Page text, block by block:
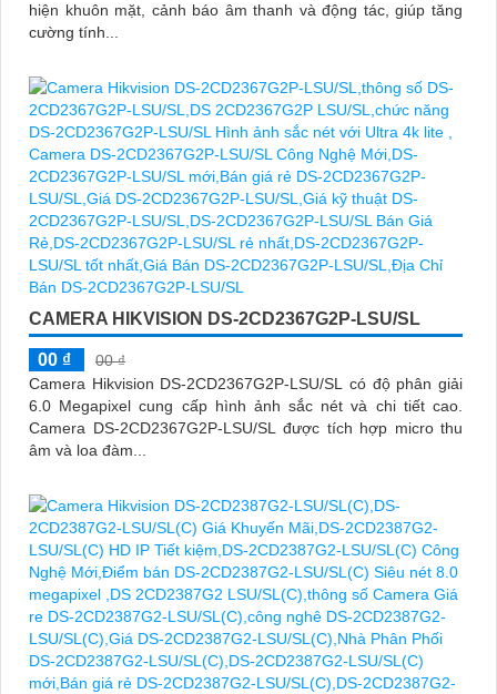
hiện khuôn mặt, cảnh báo âm thanh và động tác, giúp tăng
cường tính...
CAMERA HIKVISION DS-2CD2367G2P-LSU/SL
00 ₫
00 ₫
Camera Hikvision DS-2CD2367G2P-LSU/SL có độ phân giải
6.0 Megapixel cung cấp hình ảnh sắc nét và chi tiết cao.
Camera DS-2CD2367G2P-LSU/SL được tích hợp micro thu
âm và loa đàm...